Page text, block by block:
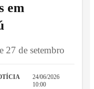
em
27 de setembro
24/06/2026
10:00